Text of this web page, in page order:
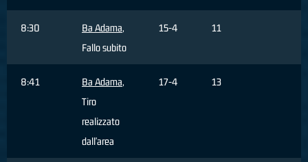
8:30 Ba Adama,
Fallo subito
15-4 11
8:41 Ba Adama,
Tiro
realizzato
dall'area
17-4 13